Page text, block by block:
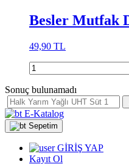
Besler Mutfak
49,90 TL
Sonuç bulunamadı
E-Katalog
Sepetim
GİRİŞ YAP
Kayıt Ol